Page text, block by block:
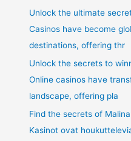
Unlock the ultimate
Casinos have become
destinations, offering thr
Unlock the secrets to
Online casinos have
landscape, offering pla
Find the secrets of
Kasinot ovat